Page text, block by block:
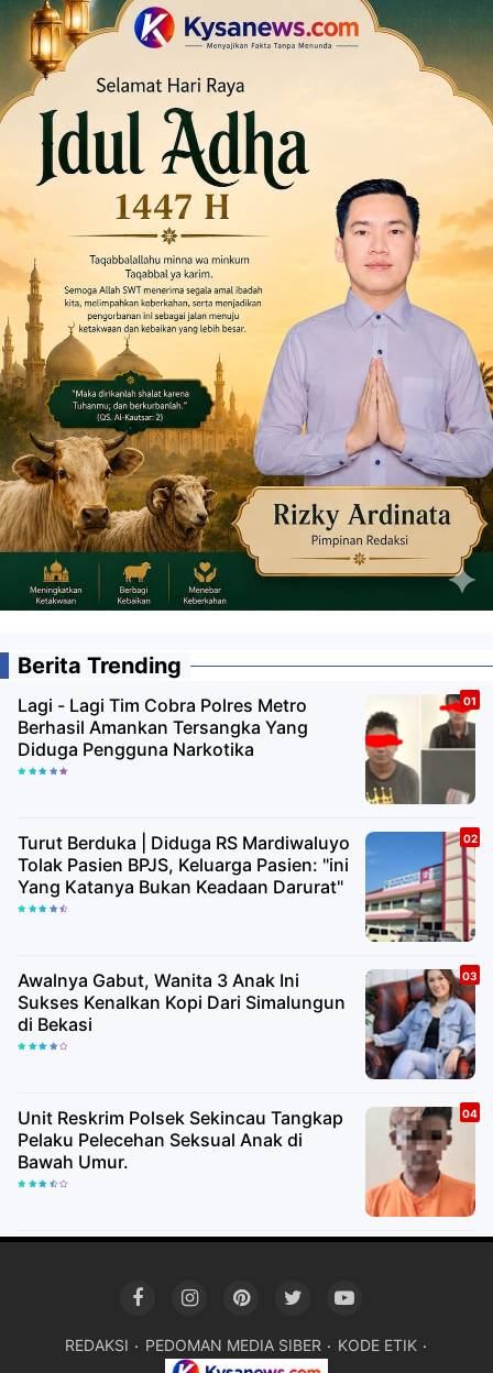
Berita Trending
Lagi - Lagi Tim Cobra Polres Metro
Berhasil Amankan Tersangka Yang
Diduga Pengguna Narkotika
Turut Berduka | Diduga RS Mardiwaluyo
Tolak Pasien BPJS, Keluarga Pasien: "ini
Yang Katanya Bukan Keadaan Darurat"
Awalnya Gabut, Wanita 3 Anak Ini
Sukses Kenalkan Kopi Dari Simalungun
di Bekasi
Unit Reskrim Polsek Sekincau Tangkap
Pelaku Pelecehan Seksual Anak di
Bawah Umur.
REDAKSI PEDOMAN MEDIA SIBER KODE ETIK